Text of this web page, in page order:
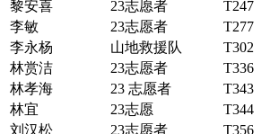
黎安喜 23志愿者
T247
李敏 23志愿者
T277
李永杨 山地救援队
T302
林赏洁 23志愿者
T336
林孝海 23 志愿者
T343
林宜 23志愿
T344
刘汉松 23志愿者
T356